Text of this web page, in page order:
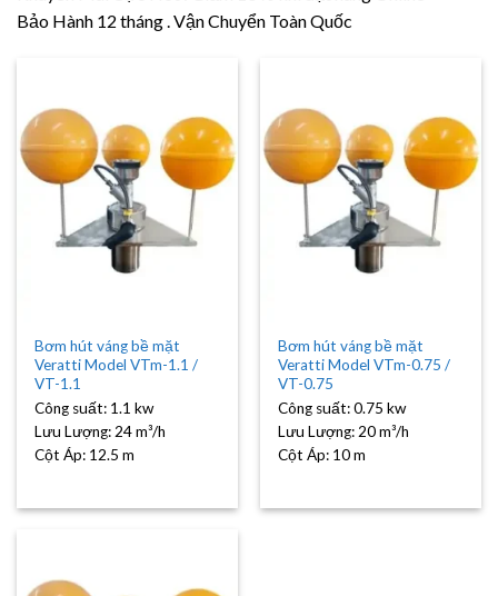
Bảo Hành 12 tháng . Vận Chuyển Toàn Quốc
Bơm hút váng bề mặt
Veratti Model VTm-1.1 /
VT-1.1
Công suất: 1.1 kw
Lưu Lượng: 24 m³/h
Cột Áp: 12.5 m
Bơm hút váng bề mặt
Veratti Model VTm-0.75 /
VT-0.75
Công suất:0.75 kw
Lưu Lượng: 20 m³/h
Cột Áp: 10 m